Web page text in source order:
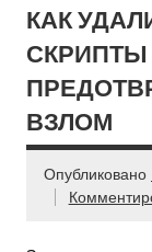
КАК
СКРИПТЫ
ВЗЛОМ
Опубликовано